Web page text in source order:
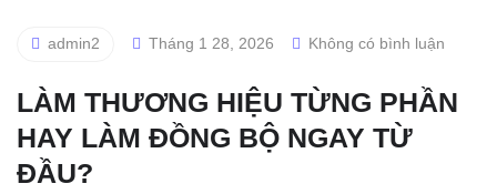
admin2 Tháng 1 28, 2026 Không có bình luận
LÀM THƯƠNG HIỆU TỪNG PHẦN
HAY LÀM ĐỒNG BỘ NGAY TỪ
ĐẦU?